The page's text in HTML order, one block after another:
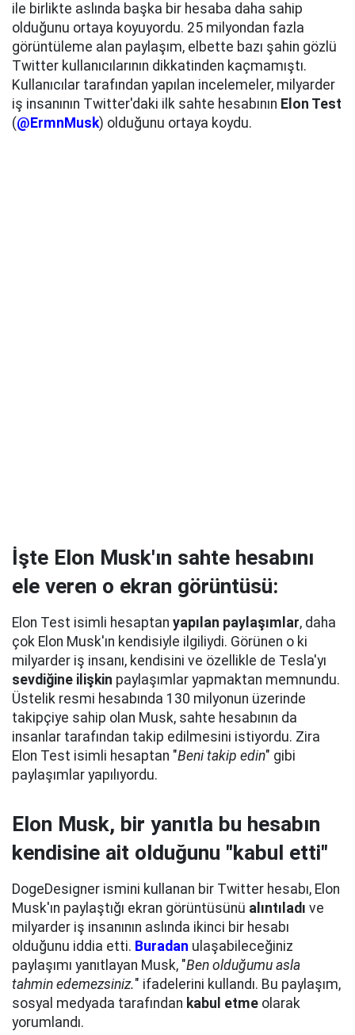
ile birlikte aslında başka bir hesaba daha sahip
olduğunu ortaya koyuyordu. 25 milyondan fazla
görüntüleme alan paylaşım, elbette bazı şahin gözlü
Twitter kullanıcılarının dikkatinden kaçmamıştı.
Kullanıcılar tarafından yapılan incelemeler, milyarder
iş insanının Twitter'daki ilk sahte hesabının Elon Test
(@ErmnMusk) olduğunu ortaya koydu.
İşte Elon Musk'ın sahte hesabını
ele veren o ekran görüntüsü:
Elon Test isimli hesaptan yapılan paylaşımlar, daha
çok Elon Musk'ın kendisiyle ilgiliydi. Görünen o ki
milyarder iş insanı, kendisini ve özellikle de Tesla'yı
sevdiğine ilişkin paylaşımlar yapmaktan memnundu.
Üstelik resmi hesabında 130 milyonun üzerinde
takipçiye sahip olan Musk, sahte hesabının da
insanlar tarafından takip edilmesini istiyordu. Zira
Elon Test isimli hesaptan "Beni takip edin" gibi
paylaşımlar yapılıyordu.
Elon Musk, bir yanıtla bu hesabın
kendisine ait olduğunu "kabul etti"
DogeDesigner ismini kullanan bir Twitter hesabı, Elon
Musk'ın paylaştığı ekran görüntüsünü alıntıladı ve
milyarder iş insanının aslında ikinci bir hesabı
olduğunu iddia etti. Buradan ulaşabileceğiniz
paylaşımı yanıtlayan Musk, "Ben olduğumu asla
tahmin edemezsiniz." ifadelerini kullandı. Bu paylaşım,
sosyal medyada tarafından kabul etme olarak
yorumlandı.